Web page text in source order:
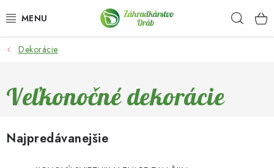
na
OKRASNÉ DREVINY
OLIVOVNÍKY, PALMY, CITRUSY
OVOCNÉ STROMY
Dekorácie
Veľkonočné dekorácie
Najpredávanejšie